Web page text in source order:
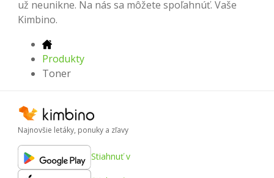
už neunikne. Na nás sa môžete spoľahnúť. Vaše
Kimbino.
Produkty
Toner
Najnovšie letáky, ponuky a zľavy
Stiahnuť v